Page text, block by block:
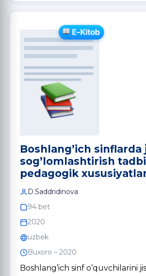
Boshlang’ich
sog’lomlashtirish
pedagogik
D.Saddridinova
94 bet
2020
uzbek
Buxoro – 2020
Boshlang’ich sinf o’quvchilarini